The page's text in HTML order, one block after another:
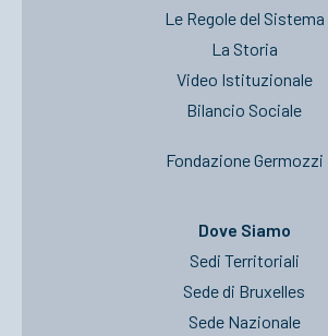
Le Regole del Sistema
La Storia
Video Istituzionale
Bilancio Sociale
Fondazione Germozzi
Dove Siamo
Sedi Territoriali
Sede di Bruxelles
Sede Nazionale